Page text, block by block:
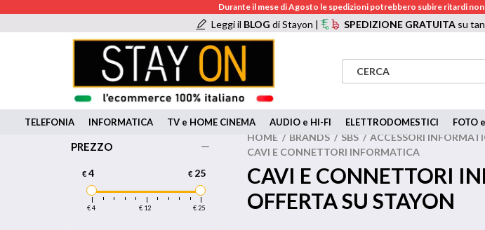
Durante il mese di Agosto le spedizioni potrebbero subire ritardi
Leggi il BLOGdi Stayon | SPEDIZIONE GRATUITAsu
TELEFONIA INFORMATICA TV e HOME CINEMA AUDIO e HI-FI ELETTRODOMESTICI FOTO
HOME / BRANDS / SBS / ACCESSORI
CAVI E CONNETTORI INFORMATICA
CAVI E CONNETTORI
OFFERTA SU STAYON
PREZZO
€ 4 € 12 € 25
€4 €25